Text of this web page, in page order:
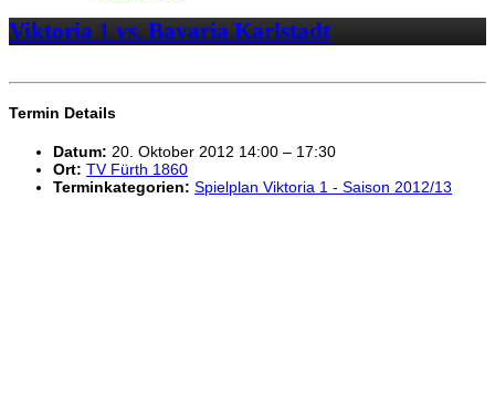
Viktoria 1 vs. Bavaria Karlstadt
Termin Details
Datum: 20. Oktober 2012 14:00 – 17:30
Ort: TV Fürth 1860
Terminkategorien: Spielplan Viktoria 1 - Saison 2012/13